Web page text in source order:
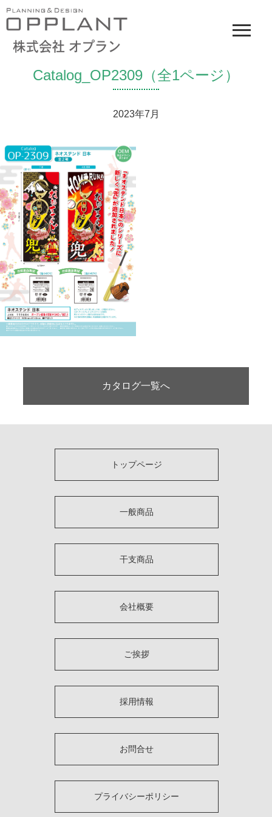
Catalog_OP2309（全1ページ）
2023年7月
カタログ一覧へ
トップページ
一般商品
干支商品
会社概要
ご挨拶
採用情報
お問合せ
プライバシーポリシー